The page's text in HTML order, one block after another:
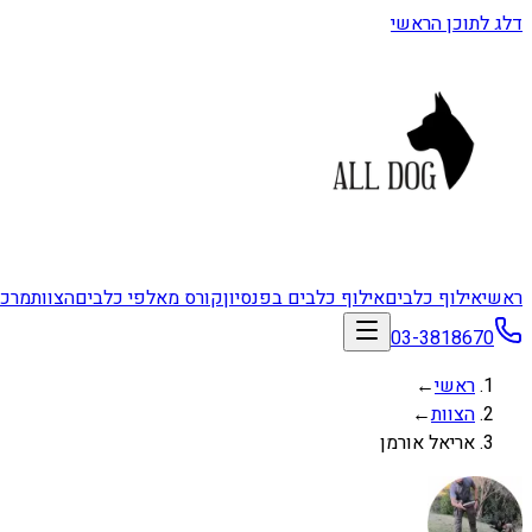
דלג לתוכן הראשי
ראשיאילוף כלביםאילוף כלבים בפנסיוןקורס מאלפי כלביםהצוות
03-3818670
ראשי←
הצוות←
אריאל אורמן